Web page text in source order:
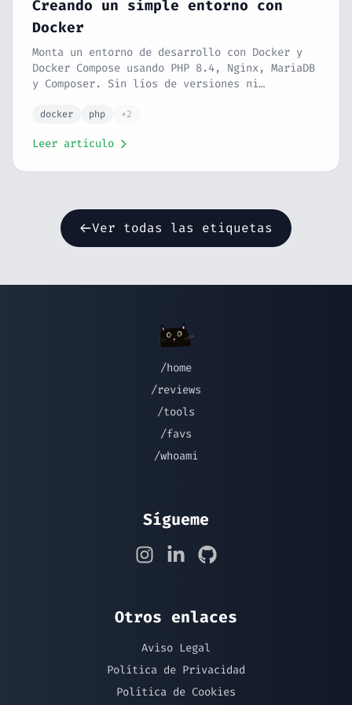
Creando un simple entorno con
Docker
Monta un entorno de desarrollo con Docker y
Docker Compose usando PHP 8.4, Nginx, MariaDB
y Composer. Sin líos de versiones ni
docker php +2
Leer artículo
Ver todas las etiquetas
/home
/reviews
/tools
/favs
/whoami
Sígueme
Otros enlaces
Aviso Legal
Política de Privacidad
Política de Cookies